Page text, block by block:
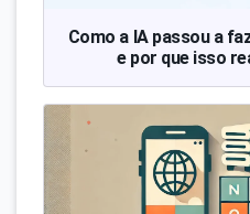
Como a IA passou a
e por que isso